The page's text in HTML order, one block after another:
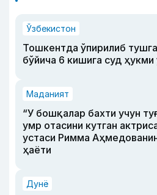
Ўзбекистон
Тошкентда ўпирилиб
бўйича 6 кишига суд ҳукми
Маданият
“У бошқалар бахти учун
умр отасини кутган
устаси Римма
ҳаёти
Дунё